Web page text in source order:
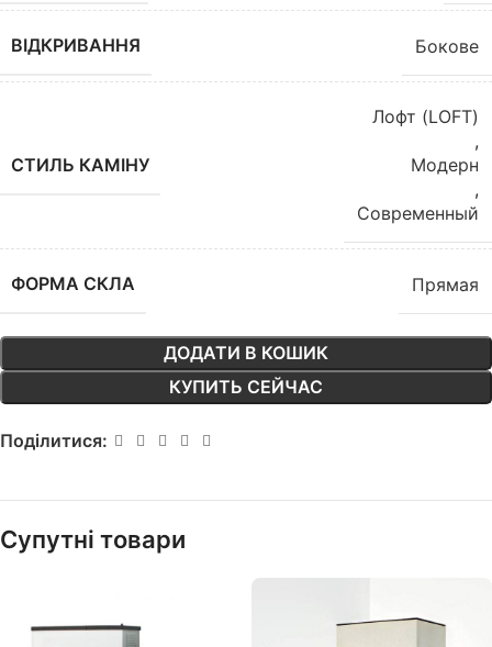
ВІДКРИВАННЯ Бокове
СТИЛЬ КАМІНУ
Лофт (LOFT)
,
Модерн
,
Современный
ФОРМА СКЛА Прямая
ДОДАТИ В КОШИК
КУПИТЬ СЕЙЧАС
Поділитися:
Супутні товари